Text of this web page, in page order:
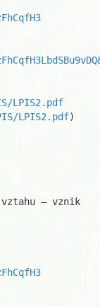
LPIS2.pdf
LPIS2.pdf)
vztahu – vznik